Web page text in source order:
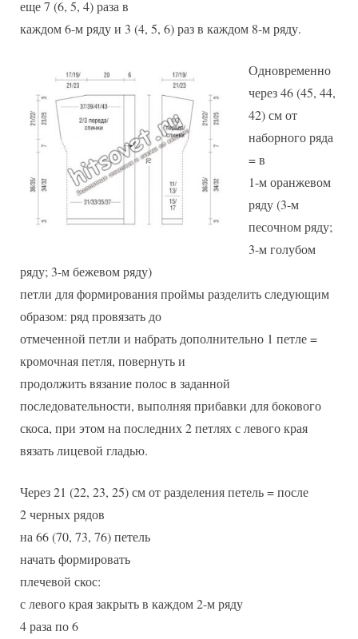
еще 7 (6, 5, 4) раза в
каждом 6-м ряду и 3 (4, 5, 6) раз в каждом 8-м ряду.
Одновременно
через 46 (45, 44,
42) см от
наборного ряда
= в
1-м оранжевом
ряду (3-м
песочном ряду;
3-м голубом
ряду; 3-м бежевом ряду)
петли для формирования проймы разделить следующим
образом: ряд провязать до
отмеченной петли и набрать дополнительно 1 петле =
кромочная петля, повернуть и
продолжить вязание полос в заданной
последовательности, выполняя прибавки для бокового
скоса, при этом на последних 2 петлях с левого края
вязать лицевой гладью.
Через 21 (22, 23, 25) см от разделения петель = после
2 черных рядов
на 66 (70, 73, 76) петель
начать формировать
плечевой скос:
с левого края закрыть в каждом 2-м ряду
4 раза по 6